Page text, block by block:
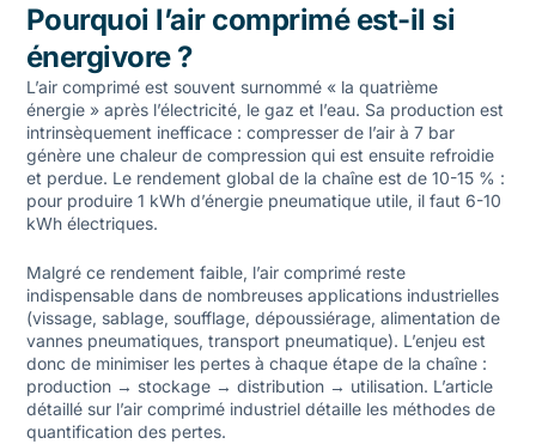
Pourquoi l’air comprimé est-il si
énergivore ?
L’air comprimé est souvent surnommé « la quatrième
énergie » après l’électricité, le gaz et l’eau. Sa production est
intrinsèquement inefficace : compresser de l’air à 7 bar
génère une chaleur de compression qui est ensuite refroidie
et perdue. Le rendement global de la chaîne est de 10-15 % :
pour produire 1 kWh d’énergie pneumatique utile, il faut 6-10
kWh électriques.
Malgré ce rendement faible, l’air comprimé reste
indispensable dans de nombreuses applications industrielles
(vissage, sablage, soufflage, dépoussiérage, alimentation de
vannes pneumatiques, transport pneumatique). L’enjeu est
donc de minimiser les pertes à chaque étape de la chaîne :
production → stockage → distribution → utilisation. L’article
détaillé sur l’air comprimé industrieldétaille les méthodes de
quantification des pertes.